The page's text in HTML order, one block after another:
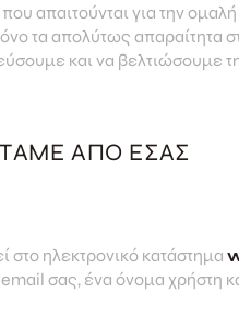
απαιτούνται για την
τα απολύτως απαραίτητα
και να βελτιώσουμε
ΑΠΌ ΕΣΆΣ
ηλεκτρονικό κατάστημα
σας, ένα όνομα χρήστη